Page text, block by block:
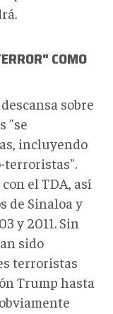
COMO
sobre
"se
incluyendo
terroristas".
el TDA, así
de Sinaloa y
y 2011. Sin
sido
terroristas
Trump hasta